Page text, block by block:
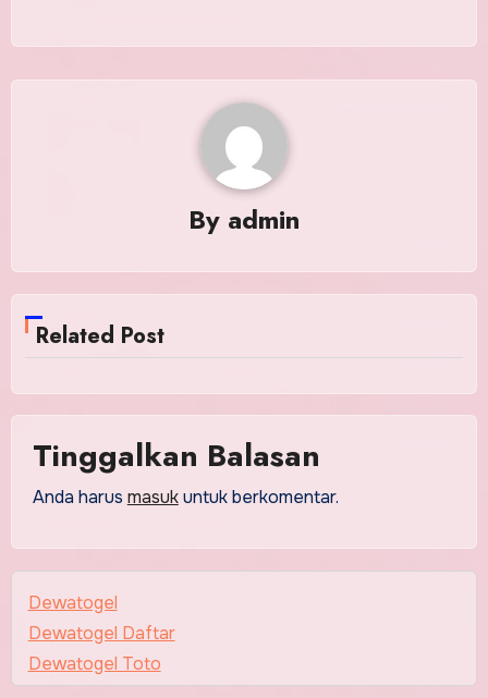
By admin
Related Post
Tinggalkan Balasan
Anda harus masukuntuk berkomentar.
Dewatogel
Dewatogel Daftar
Dewatogel Toto